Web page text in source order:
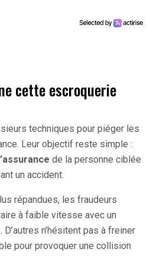
cette escroquerie
techniques pour piéger les
Leur objectif reste simple :
de la personne ciblée
un accident.
répandues, les fraudeurs
à faible vitesse avec un
n’hésitent pas à freiner
pour provoquer une collision